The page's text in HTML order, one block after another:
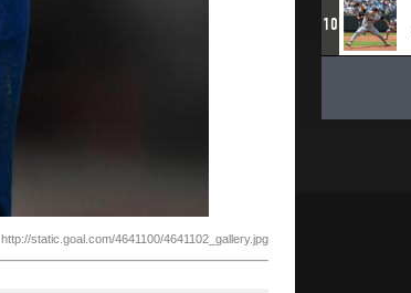
http://static.goal.com/4641100/4641102_gallery.jpg
10